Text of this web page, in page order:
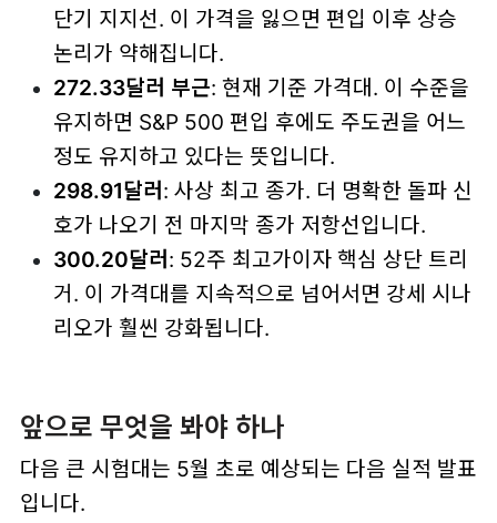
단기 지지선. 이 가격을 잃으면 편입 이후 상승
논리가 약해집니다.
272.33달러 부근: 현재 기준 가격대. 이 수준을
유지하면 S&P 500 편입 후에도 주도권을 어느
정도 유지하고 있다는 뜻입니다.
298.91달러 : 사상 최고 종가. 더 명확한 돌파 신
호가 나오기 전 마지막 종가 저항선입니다.
300.20달러 : 52주 최고가이자 핵심 상단 트리
거. 이 가격대를 지속적으로 넘어서면 강세 시나
리오가 훨씬 강화됩니다.
앞으로 무엇을 봐야 하나
다음 큰 시험대는 5월 초로 예상되는 다음 실적 발표
입니다.